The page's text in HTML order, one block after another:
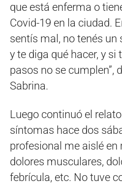
que está enferma o
Covid-19 en la ciudad.
sentís mal, no tenés un
y te diga qué hacer, y si
pasos no se cumplen”,
Sabrina.
Luego continuó el
síntomas hace dos
profesional me aislé en
dolores musculares,
febrícula, etc. No tuve